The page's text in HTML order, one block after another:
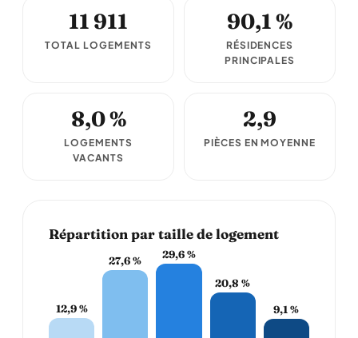
11 911
TOTAL LOGEMENTS
90,1 %
RÉSIDENCES
PRINCIPALES
8,0 %
LOGEMENTS
VACANTS
2,9
PIÈCES EN MOYENNE
Répartition par taille de logement
12,9 %
27,6 %
29,6 %
20,8 %
9,1 %